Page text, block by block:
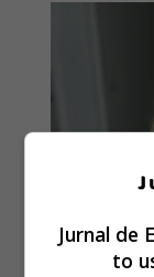
Jurnal de
to